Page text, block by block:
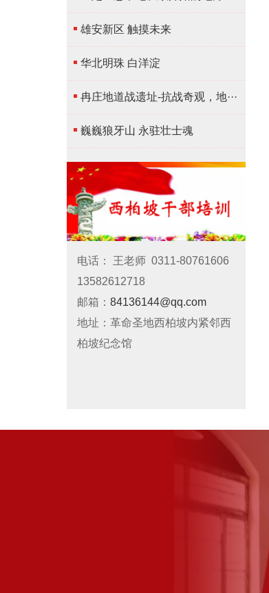
雄安新区 触摸未来
华北明珠 白洋淀
冉庄地道战遗址-抗战奇观，地···
巍巍狼牙山 永驻壮士魂
电话： 王老师 0311-80761606
13582612718
邮箱： 84136144@qq.com
地址：革命圣地西柏坡内紧邻西
柏坡纪念馆